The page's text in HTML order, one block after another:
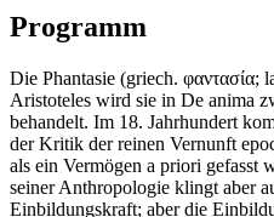
Programm
Die Phantasie (griech. φαντασία;
Aristoteles wird sie in De anima
behandelt. Im 18. Jahrhundert
der Kritik der reinen Vernunft
als ein Vermögen a priori
seiner Anthropologie klingt aber
Einbildungskraft; aber die